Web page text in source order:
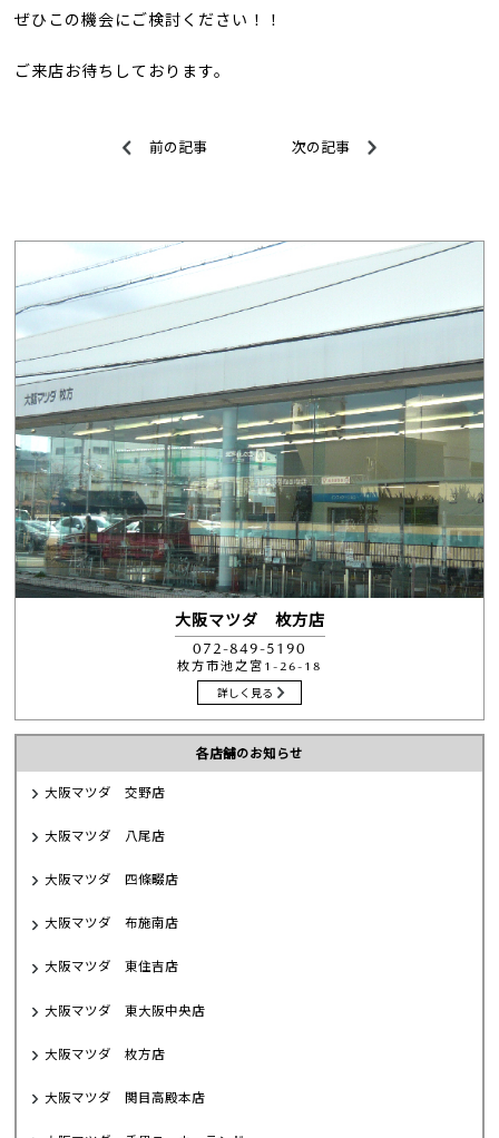
ぜひこの機会にご検討ください！！
ご来店お待ちしております。
前の記事 次の記事
大阪マツダ 枚方店
072-849-5190
枚方市池之宮1-26-18
詳しく見る
各店舗のお知らせ
大阪マツダ 交野店
大阪マツダ 八尾店
大阪マツダ 四條畷店
大阪マツダ 布施南店
大阪マツダ 東住吉店
大阪マツダ 東大阪中央店
大阪マツダ 枚方店
大阪マツダ 関目高殿本店